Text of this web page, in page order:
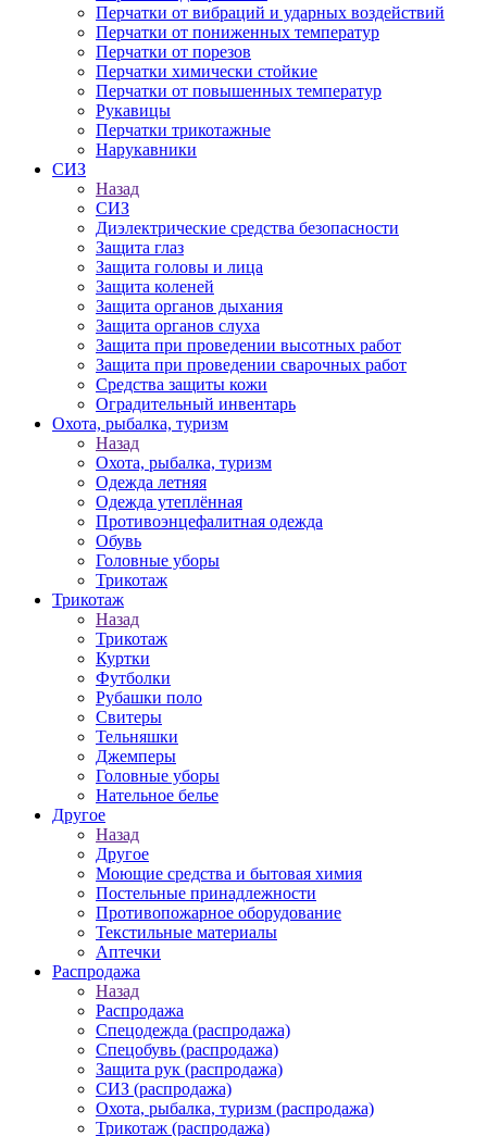
Перчатки от вибраций и ударных воздействий
Перчатки от пониженных температур
Перчатки от порезов
Перчатки химически стойкие
Перчатки от повышенных температур
Рукавицы
Перчатки трикотажные
Нарукавники
СИЗ
Назад
СИЗ
Диэлектрические средства безопасности
Защита глаз
Защита головы и лица
Защита коленей
Защита органов дыхания
Защита органов слуха
Защита при проведении высотных работ
Защита при проведении сварочных работ
Средства защиты кожи
Оградительный инвентарь
Охота, рыбалка, туризм
Назад
Охота, рыбалка, туризм
Одежда летняя
Одежда утеплённая
Противоэнцефалитная одежда
Обувь
Головные уборы
Трикотаж
Трикотаж
Назад
Трикотаж
Куртки
Футболки
Рубашки поло
Свитеры
Тельняшки
Джемперы
Головные уборы
Нательное белье
Другое
Назад
Другое
Моющие средства и бытовая химия
Постельные принадлежности
Противопожарное оборудование
Текстильные материалы
Аптечки
Распродажа
Назад
Распродажа
Спецодежда (распродажа)
Спецобувь (распродажа)
Защита рук (распродажа)
СИЗ (распродажа)
Охота, рыбалка, туризм (распродажа)
Трикотаж (распродажа)